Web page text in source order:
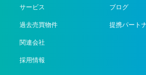
サービス
過去売買物件
関連会社
採用情報
ブログ
提携パート